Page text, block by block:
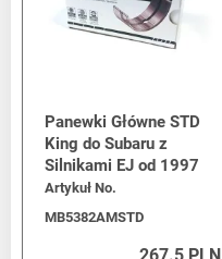
Panewki Główne STD
King do Subaru z
Silnikami EJ od 1997
Artykuł No.
MB5382AMSTD